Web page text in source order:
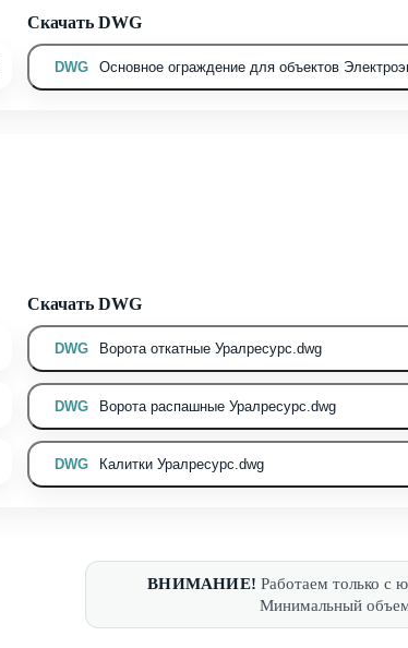
Скачать DWG
DWG Основное ограждение для объектов
Скачать DWG
DWG Ворота откатные Уралресурс.dwg
DWG Ворота распашные Уралресурс.dwg
DWG Калитки Уралресурс.dwg
ВНИМАНИЕ! Работаем только с
Минимальный